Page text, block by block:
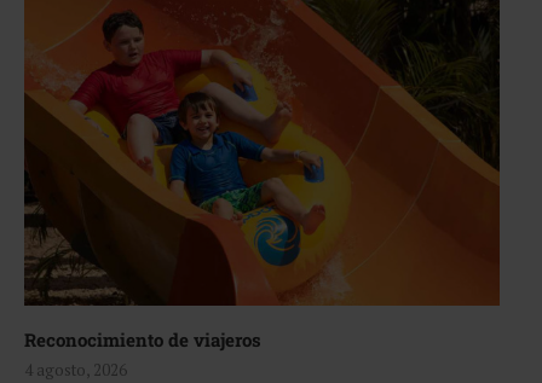
Reconocimiento de viajeros
4 agosto, 2026